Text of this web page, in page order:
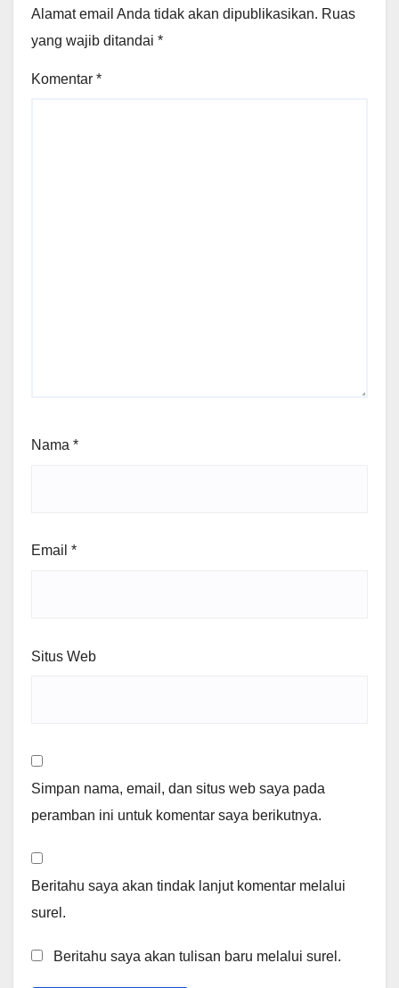
Alamat email Anda tidak akan dipublikasikan. Ruas
yang wajib ditandai *
Komentar *
Nama *
Email *
Situs Web
Simpan nama, email, dan situs web saya pada
peramban ini untuk komentar saya berikutnya.
Beritahu saya akan tindak lanjut komentar melalui
surel.
Beritahu saya akan tulisan baru melalui surel.